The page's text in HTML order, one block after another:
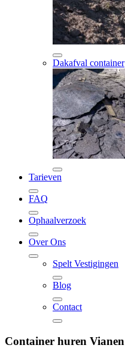
Dakafval container
Tarieven
FAQ
Ophaalverzoek
Over Ons
Spelt Vestigingen
Blog
Contact
Container huren Vianen